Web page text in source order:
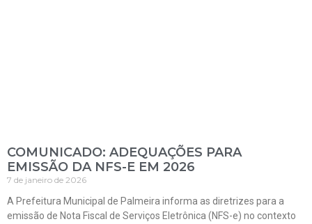
COMUNICADO: ADEQUAÇÕES PARA
EMISSÃO DA NFS-E EM 2026
7 de janeiro de 2026
A Prefeitura Municipal de Palmeira informa as diretrizes para a
emissão de Nota Fiscal de Serviços Eletrônica (NFS-e) no contexto